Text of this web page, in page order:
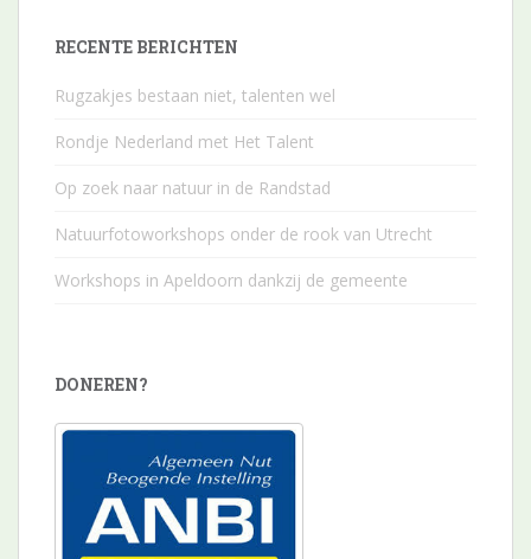
RECENTE BERICHTEN
Rugzakjes bestaan niet, talenten wel
Rondje Nederland met Het Talent
Op zoek naar natuur in de Randstad
Natuurfotoworkshops onder de rook van Utrecht
Workshops in Apeldoorn dankzij de gemeente
DONEREN?